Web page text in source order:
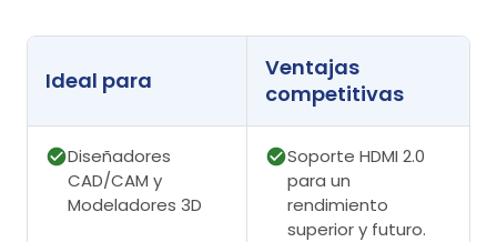
Ideal para
Ventajas
competitivas
Diseñadores
CAD/CAM y
Modeladores 3D
Soporte HDMI 2.0
para un
rendimiento
superior y futuro.